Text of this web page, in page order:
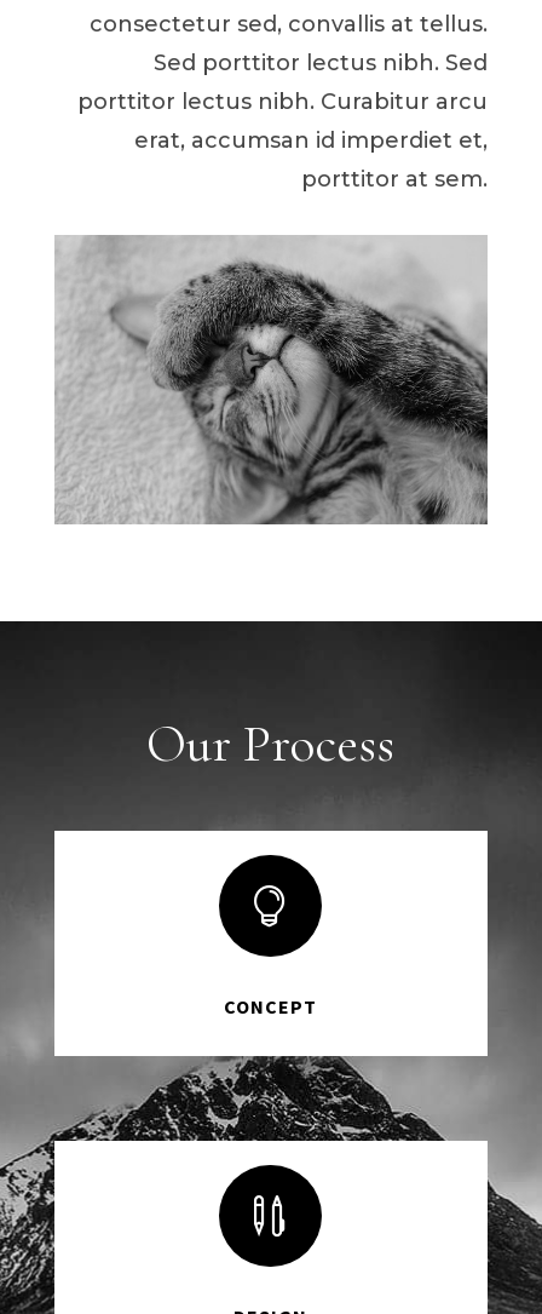
consectetur sed, convallis at tellus.
Sed porttitor lectus nibh. Sed
porttitor lectus nibh. Curabitur arcu
erat, accumsan id imperdiet et,
porttitor at sem.
Our Process

CONCEPT
